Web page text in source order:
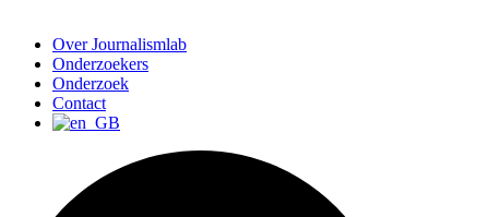
Over Journalismlab
Onderzoekers
Onderzoek
Contact